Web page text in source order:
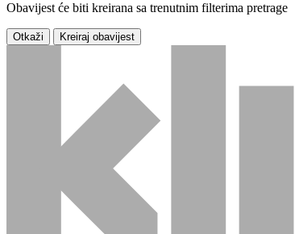
Obavijest će biti kreirana sa trenutnim filterima pretrage
Otkaži Kreiraj obavijest